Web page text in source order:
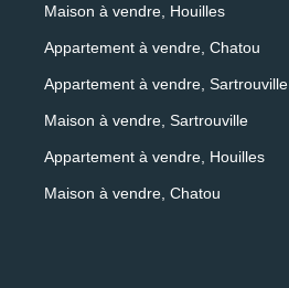
Maison à vendre, Houilles
Appartement à vendre, Chatou
Appartement à vendre, Sartrouville
Maison à vendre, Sartrouville
Appartement à vendre, Houilles
Maison à vendre, Chatou